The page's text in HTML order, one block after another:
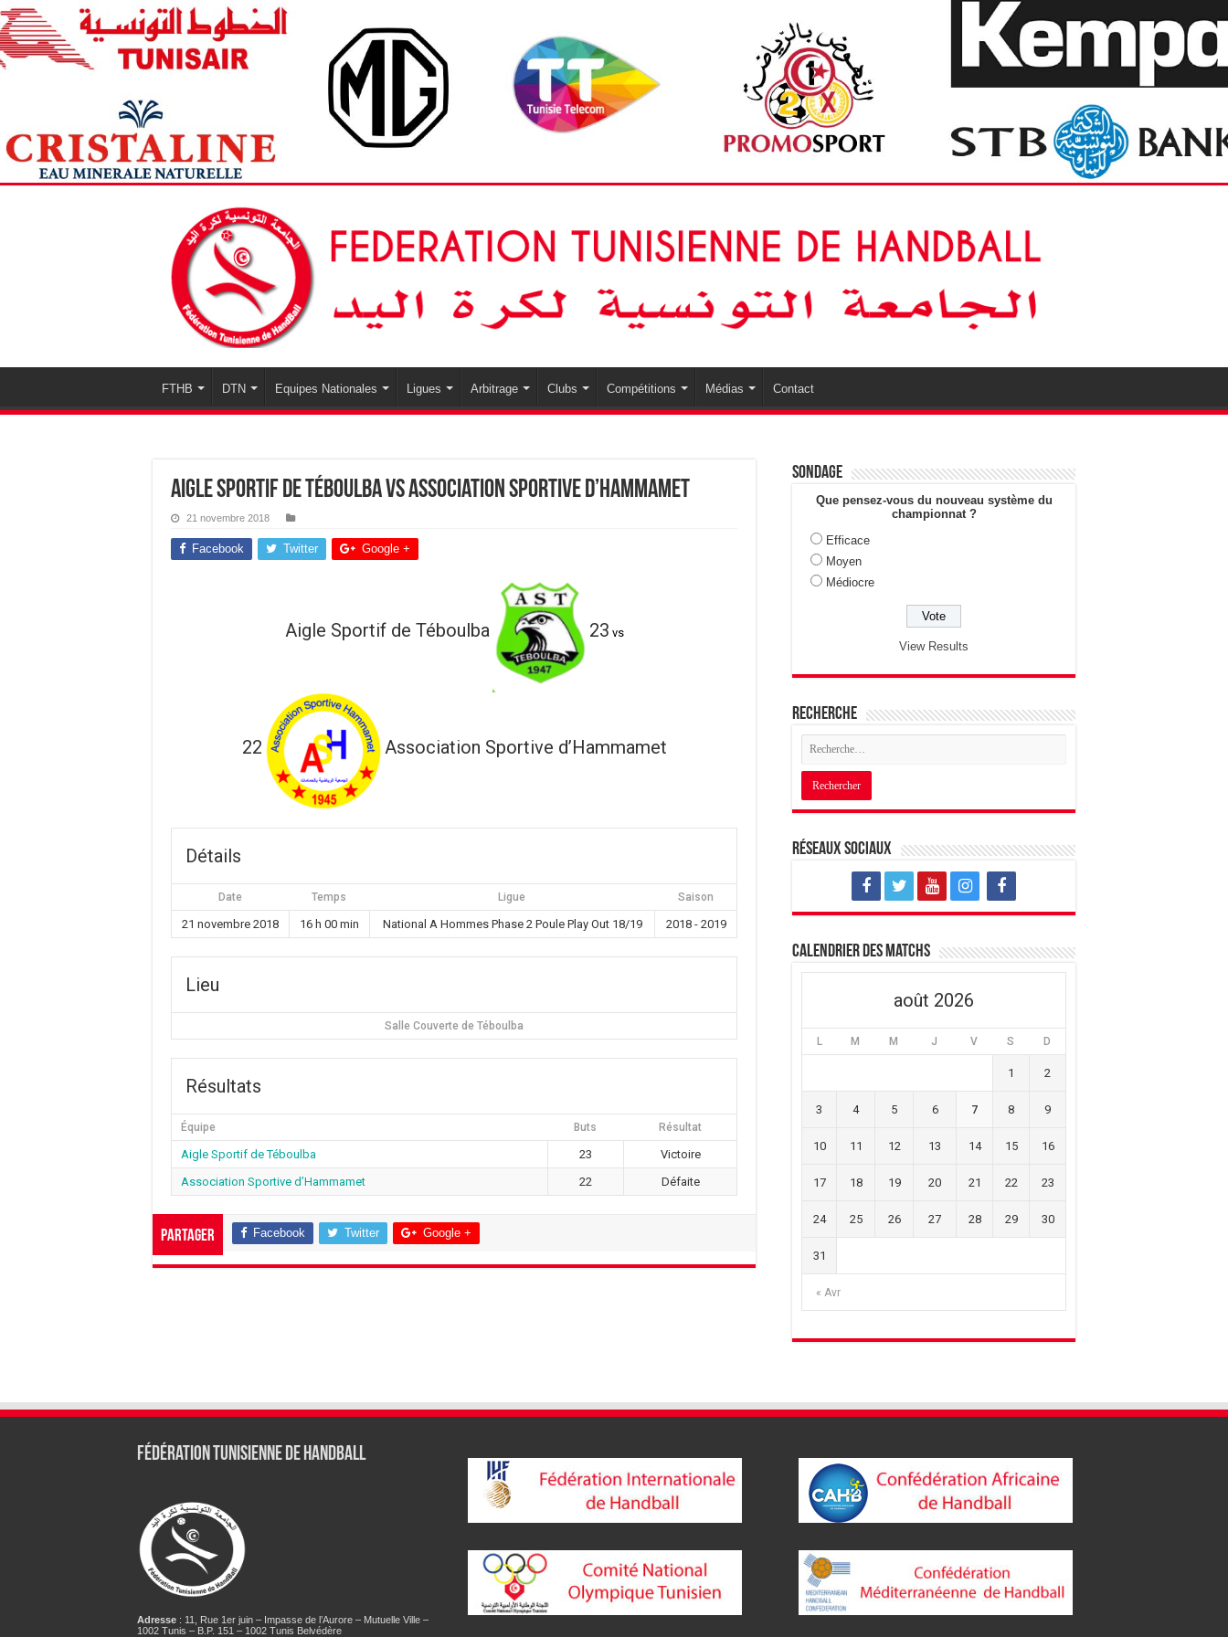
FTHB DTN Equipes Nationales Ligues Arbitrage Clubs Compétitions Médias Contact
Aigle sportif de Téboulba vs Association Sportive d’Hammamet
21 novembre 2018
Facebook Twitter Google +
Aigle Sportif de Téboulba 23 vs
22 Association Sportive d’Hammamet
Détails
Date Temps Ligue Saison
21 novembre 2018 16 h 00 min National A Hommes Phase 2 Poule Play Out 18/19 2018 - 2019
Lieu
Salle Couverte de Téboulba
Résultats
Équipe Buts Résultat
Aigle Sportif de Téboulba 23
Victoire
Association Sportive d’Hammamet
22 Défaite
Partager Facebook Twitter Google +
Sondage
Que pensez-vous du nouveau système du
championnat ?
Efficace
Moyen
Médiocre
View Results
Recherche
Réseaux sociaux
Calendrier des matchs
août 2026
L M M J V S D
« Avr
1 2
3 4 5 6 7 8 9
10 11 12 13 14 15 16
17 18 19 20 21 22 23
24 25 26 27 28 29 30
31
Fédération tunisienne de Handball
Adresse: 11, Rue 1er juin – Impasse de l’Aurore – Mutuelle Ville –
1002 Tunis – B.P. 151 – 1002 Tunis Belvédère